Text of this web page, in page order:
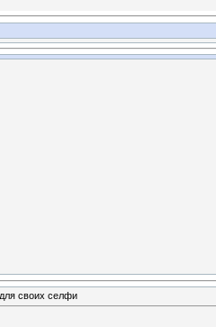
своих селфи